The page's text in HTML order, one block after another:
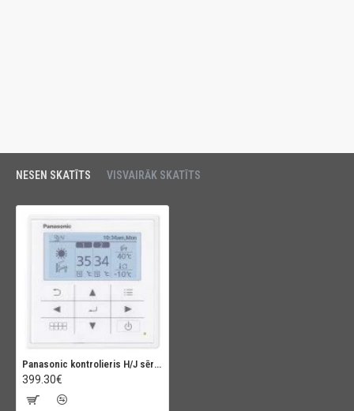
NESEN SKATĪTS VISVAIRĀK SKATĪTS
Panasonic kontrolieris H/J sērijām
399.30€